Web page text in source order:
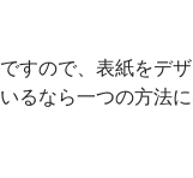
すので、表紙をデ
るなら一つの方法